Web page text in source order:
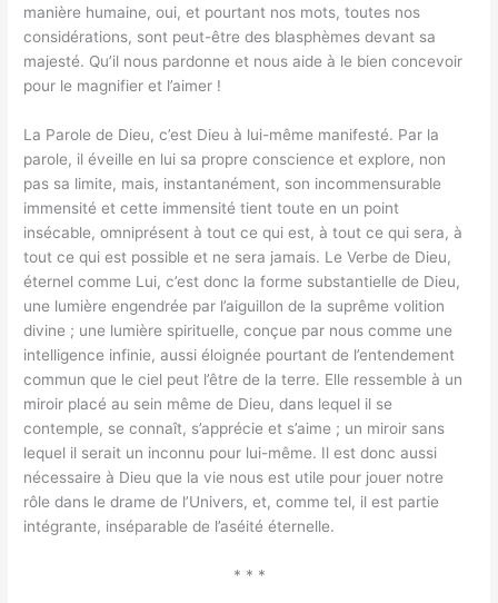
manière humaine, oui, et pourtant nos mots, toutes nos
considérations, sont peut-être des blasphèmes devant sa
majesté. Qu’il nous pardonne et nous aide à le bien concevoir
pour le magnifier et l’aimer !
La Parole de Dieu, c’est Dieu à lui-même manifesté. Par la
parole, il éveille en lui sa propre conscience et explore, non
pas sa limite, mais, instantanément, son incommensurable
immensité et cette immensité tient toute en un point
insécable, omniprésent à tout ce qui est, à tout ce qui sera, à
tout ce qui est possible et ne sera jamais. Le Verbe de Dieu,
éternel comme Lui, c’est donc la forme substantielle de Dieu,
une lumière engendrée par l’aiguillon de la suprême volition
divine ; une lumière spirituelle, conçue par nous comme une
intelligence infinie, aussi éloignée pourtant de l’entendement
commun que le ciel peut l’être de la terre. Elle ressemble à un
miroir placé au sein même de Dieu, dans lequel il se
contemple, se connaît, s’apprécie et s’aime ; un miroir sans
lequel il serait un inconnu pour lui-même. Il est donc aussi
nécessaire à Dieu que la vie nous est utile pour jouer notre
rôle dans le drame de l’Univers, et, comme tel, il est partie
intégrante, inséparable de l’aséité éternelle.
* * *